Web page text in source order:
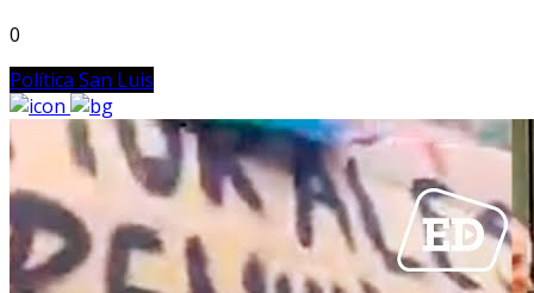
0
Política San Luis